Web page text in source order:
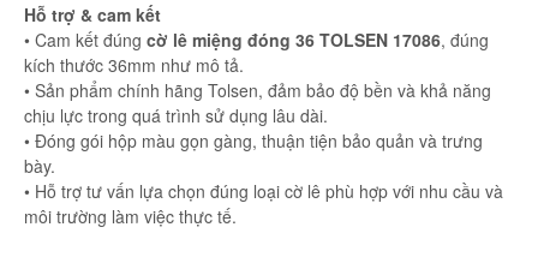
Hỗ trợ & cam kết
• Cam kết đúng cờ lê miệng đóng 36 TOLSEN 17086, đúng
kích thước 36mm như mô tả.
• Sản phẩm chính hãng Tolsen, đảm bảo độ bền và khả năng
chịu lực trong quá trình sử dụng lâu dài.
• Đóng gói hộp màu gọn gàng, thuận tiện bảo quản và trưng
bày.
• Hỗ trợ tư vấn lựa chọn đúng loại cờ lê phù hợp với nhu cầu và
môi trường làm việc thực tế.